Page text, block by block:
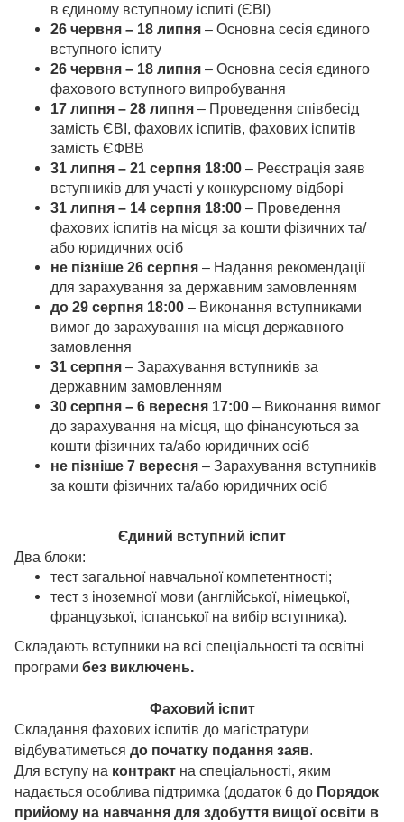
в єдиному вступному іспиті (ЄВІ)
26 червня – 18 липня – Основна сесія єдиного
вступного іспиту
26 червня – 18 липня – Основна сесія єдиного
фахового вступного випробування
17 липня – 28 липня – Проведення співбесід
замість ЄВІ, фахових іспитів, фахових іспитів
замість ЄФВВ
31 липня – 21 серпня 18:00 – Реєстрація заяв
вступників для участі у конкурсному відборі
31 липня – 14 серпня 18:00 – Проведення
фахових іспитів на місця за кошти фізичних та/
або юридичних осіб
не пізніше 26 серпня – Надання рекомендації
для зарахування за державним замовленням
до 29 серпня 18:00 – Виконання вступниками
вимог до зарахування на місця державного
замовлення
31 серпня – Зарахування вступників за
державним замовленням
30 серпня – 6 вересня 17:00 – Виконання вимог
до зарахування на місця, що фінансуються за
кошти фізичних та/або юридичних осіб
не пізніше 7 вересня – Зарахування вступників
за кошти фізичних та/або юридичних осіб
Єдиний вступний іспит
Два блоки:
тест загальної навчальної компетентності;
тест з іноземної мови (англійської, німецької,
французької, іспанської на вибір вступника).
Складають вступники на всі спеціальності та освітні
програми без виключень.
Фаховий іспит
Складання фахових іспитів до магістратури
відбуватиметься до початку подання заяв.
Для вступу на контракт на спеціальності, яким
надається особлива підтримка (додаток 6 до Порядок
прийому на навчання для здобуття вищої освіти в